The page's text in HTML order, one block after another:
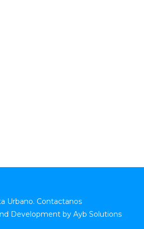
Urbano. Contactanos
Development by Ayb Solutions